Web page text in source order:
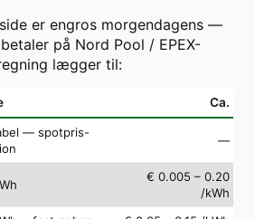
er engros morgendagens —
på Nord Pool / EPEX-
lægger til:
Ca.
— spotpris-
—
€ 0.005 – 0.20
/kWh